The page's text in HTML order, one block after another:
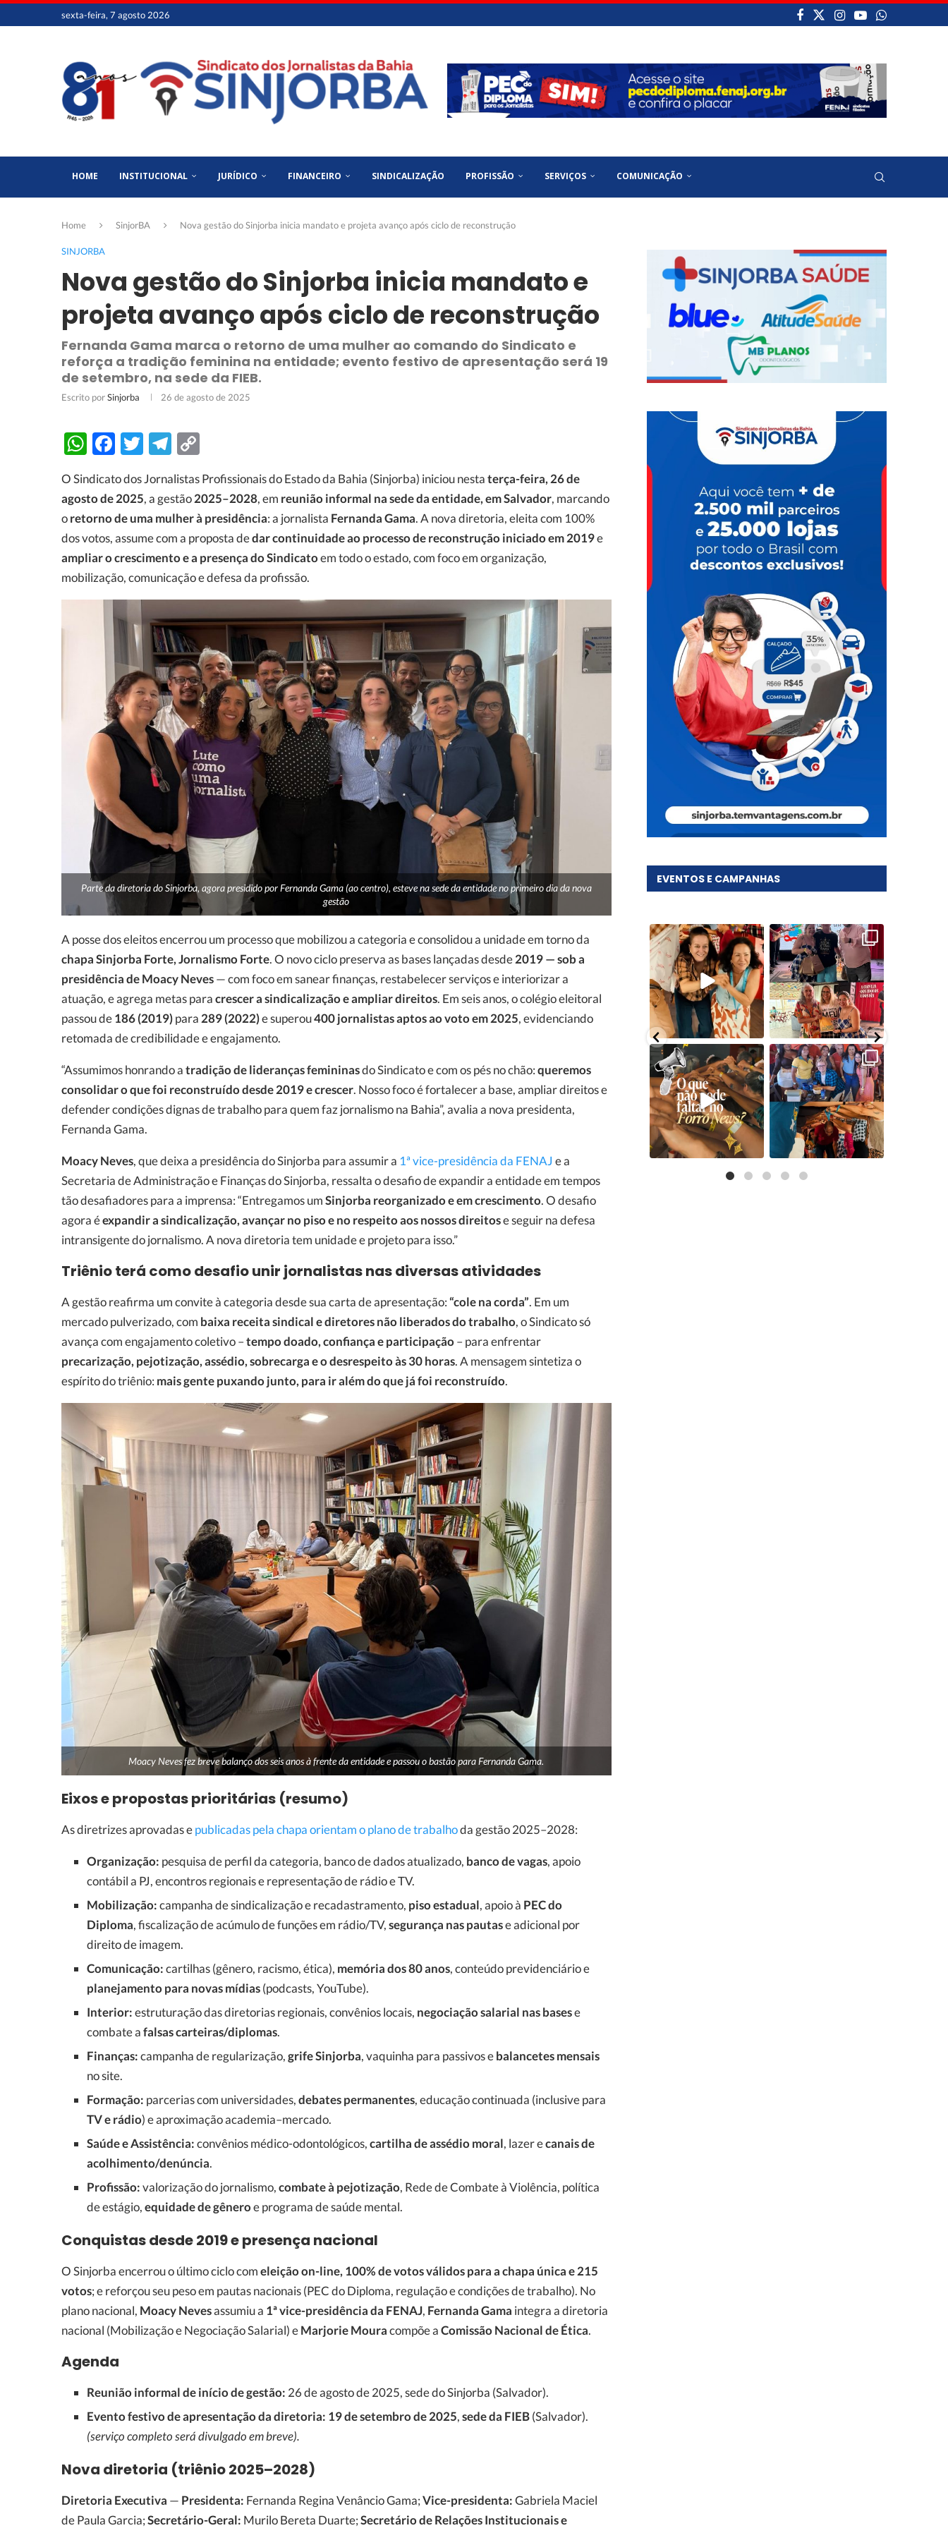
sexta-feira, 7 agosto 2026
HOME INSTITUCIONAL JURÍDICO FINANCEIRO SINDICALIZAÇÃO PROFISSÃO SERVIÇOS COMUNICAÇÃO
Home SinjorBA Nova gestão do Sinjorba inicia mandato e projeta avanço após ciclo de reconstrução
SINJORBA
Nova gestão do Sinjorba inicia mandato e
projeta avanço após ciclo de reconstrução
Fernanda Gama marca o retorno de uma mulher ao comando do Sindicato e
reforça a tradição feminina na entidade; evento festivo de apresentação será 19
de setembro, na sede da FIEB.
Escrito porSinjorba 26 de agosto de 2025
WhatsApp
Facebook
TwitterTelegram
O Sindicato dos Jornalistas Profissionais do Estado da Bahia (Sinjorba) iniciou nestaterça-feira, 26 de
agosto de 2025, a gestão2025–2028, em reunião informal na sede da entidade, em Salvador, marcando
oretorno de uma mulher à presidência: a jornalista Fernanda Gama. A nova diretoria, eleita com 100%
dos votos, assume com a proposta dedar continuidade ao processo de reconstrução iniciado em 2019e
ampliar o crescimento e a presença do Sindicatoem todo o estado, com foco em organização,
mobilização, comunicação e defesa da profissão.
Parte da diretoria do Sinjorba, agora presidido por Fernanda Gama (ao centro), esteve na sede da entidade no primeiro dia da nova
gestão
A posse dos eleitos encerrou um processo que mobilizou a categoria e consolidou a unidade em torno da
chapa Sinjorba Forte, Jornalismo Forte. O novo ciclo preserva as bases lançadas desde2019 — sob a
presidência de Moacy Neves— com foco em sanear finanças, restabelecer serviços e interiorizar a
atuação, e agrega metas paracrescer a sindicalização e ampliar direitos. Em seis anos, o colégio eleitoral
passou de186 (2019)para 289 (2022)e superou400 jornalistas aptos ao voto em 2025, evidenciando
retomada de credibilidade e engajamento.
“Assumimos honrando atradição de lideranças femininasdo Sindicato e com os pés no chão:queremos
consolidar o que foi reconstruído desde 2019 e crescer. Nosso foco é fortalecer a base, ampliar direitos e
defender condições dignas de trabalho para quem faz jornalismo na Bahia”, avalia a nova presidenta,
Fernanda Gama.
Moacy Neves, que deixa a presidência do Sinjorba para assumir a 1ª vice-presidência da FENAJ e a
Secretaria de Administração e Finanças do Sinjorba, ressalta o desafio de expandir a entidade em tempos
tão desafiadores para a imprensa: “Entregamos umSinjorba reorganizado e em crescimento. O desafio
agora éexpandir a sindicalização, avançar no piso e no respeito aos nossos direitose seguir na defesa
intransigente do jornalismo. A nova diretoria tem unidade e projeto para isso.”
Triênio terá como desafio unir jornalistas nas diversas atividades
A gestão reafirma um convite à categoria desde sua carta de apresentação:“cole na corda”. Em um
mercado pulverizado, com baixa receita sindical e diretores não liberados do trabalho, o Sindicato só
avança com engajamento coletivo –tempo doado, confiança e participação– para enfrentar
precarização, pejotização, assédio, sobrecarga e o desrespeito às 30 horas. A mensagem sintetiza o
espírito do triênio:mais gente puxando junto, para ir além do que já foi reconstruído.
Moacy Neves fez breve balanço dos seis anos à frente da entidade e passou o bastão para Fernanda Gama.
Eixos e propostas prioritárias (resumo)
As diretrizes aprovadas epublicadas pela chapa orientam o plano de trabalhoda gestão 2025–2028:
Organização: pesquisa de perfil da categoria, banco de dados atualizado, banco de vagas, apoio
contábil a PJ, encontros regionais e representação de rádio e TV.
Mobilização:campanha de sindicalização e recadastramento, piso estadual, apoio à PEC do
Diploma, fiscalização de acúmulo de funções em rádio/TV,segurança nas pautase adicional por
direito de imagem.
Comunicação:cartilhas (gênero, racismo, ética), memória dos 80 anos, conteúdo previdenciário e
planejamento para novas mídias(podcasts, YouTube).
Interior:estruturação das diretorias regionais, convênios locais, negociação salarial nas basese
combate afalsas carteiras/diplomas.
Finanças:campanha de regularização,grife Sinjorba, vaquinha para passivos ebalancetes mensais
no site.
Formação: parcerias com universidades,debates permanentes, educação continuada (inclusive para
TV e rádio) e aproximação academia–mercado.
Saúde e Assistência:convênios médico-odontológicos,cartilha de assédio moral, lazer ecanais de
acolhimento/denúncia.
Profissão:valorização do jornalismo,combate à pejotização, Rede de Combate à Violência, política
de estágio,equidade de gêneroe programa de saúde mental.
Conquistas desde 2019 e presença nacional
O Sinjorba encerrou o último ciclo comeleição on-line, 100% de votos válidos para a chapa única e 215
votos; e reforçou seu peso em pautas nacionais (PEC do Diploma, regulação e condições de trabalho). No
plano nacional, Moacy Nevesassumiu a 1ª vice-presidência da FENAJ, Fernanda Gama integra a diretoria
nacional (Mobilização e Negociação Salarial) eMarjorie Mouracompõe aComissão Nacional de Ética.
Agenda
Reunião informal de início de gestão: 26 de agosto de 2025, sede do Sinjorba (Salvador).
Evento festivo de apresentação da diretoria: 19 de setembro de 2025,sede da FIEB(Salvador).
(serviço completo será divulgado em breve).
Nova diretoria (triênio 2025–2028)
Diretoria Executiva — Presidenta: Fernanda Regina Venâncio Gama;Vice-presidenta:Gabriela Maciel
de Paula Garcia;Secretário-Geral: Murilo Bereta Duarte;Secretário de Relações Institucionais e
EVENTOS E CAMPANHAS